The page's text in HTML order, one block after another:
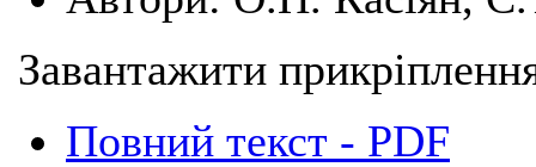
Завантажити
Повний текст - PDF